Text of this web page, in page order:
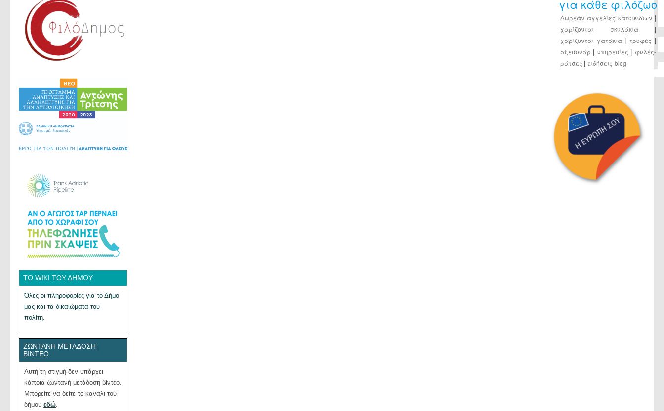
για κάθε φιλόζωο
Δωρεάν αγγελίες κατοικιδίων
χαρίζονται σκυλάκια
χαρίζονται γατάκια τροφές
αξεσουάρ υπηρεσίες
φυλές-
ράτσες
ειδήσεις-blog
ΤΟ WIKI ΤΟΥ ΔΉΜΟΥ
Όλες οι πληροφορίες για το Δήμο
μας και τα δικαιώματα του
πολίτη.
ΖΩΝΤΑΝΉ ΜΕΤΆΔΟΣΗ
ΒΊΝΤΕΟ
Αυτή τη στιγμή δεν υπάρχει
κάποια ζωντανή μετάδοση βίντεο.
Μπορείτε να δείτε το κανάλι του
δήμουεδώ